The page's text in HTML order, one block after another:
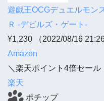
遊戯王OCGデュエルモン
Ｒ -デビルズ・ゲート-
¥1,230
（2022/08/16
Amazon
＼楽天ポイント4倍セール
楽天
ポチップ